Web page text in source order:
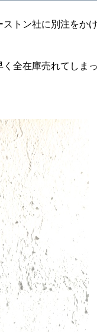
トン社に別注をかけ
全在庫売れてしま